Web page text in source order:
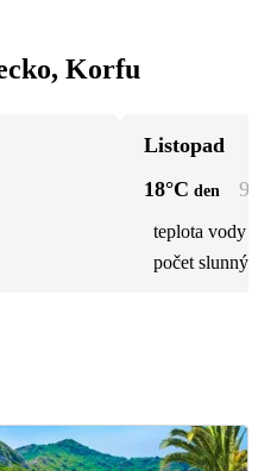
Korfu
Listopad
18°C den 9
teplota vody
počet